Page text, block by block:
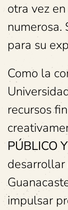
otra vez
numerosa.
para su
Como la
recursos
PÚBLICO
desarrollar
impulsar